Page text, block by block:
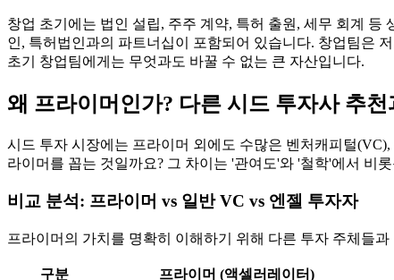
창업 초기에는 법인 설립, 주주 계약, 특허 출원, 세무 회계 등
인, 특허법인과의 파트너십이 포함되어 있습니다. 창업팀은
초기 창업팀에게는 무엇과도 바꿀 수 없는 큰 자산입니다.
왜 프라이머인가? 다른 시드 투자사 추천
시드 투자 시장에는 프라이머 외에도 수많은 벤처캐피털
라이머를 꼽는 것일까요? 그 차이는 '관여도'와 '철학'에서 비
비교 분석: 프라이머 vs 일반 VC vs 엔젤 투자자
프라이머의 가치를 명확히 이해하기 위해 다른 투자 주체들
구분 프라이머 (액셀러레이터)